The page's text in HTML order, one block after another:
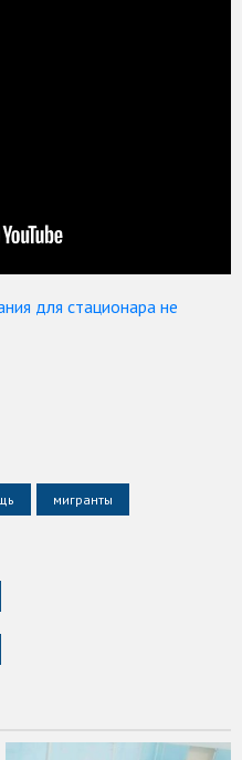
для стационара не
мигранты